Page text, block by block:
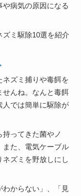
や病気の原因になる
ミ駆除10選を紹介
ネズミ捕りや毒餌を
せんね。なんと毒餌
人では簡単に駆除が
ってきた菌やノ
また、電気ケーブル
ズミを野放しにし
わからない」、「見